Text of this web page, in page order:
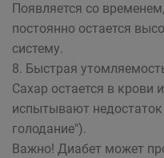
Появляется со
постоянно остается
систему.
8. Быстрая
Сахар остается в крови
испытывают недостаток
голодание").
Важно! Диабет может